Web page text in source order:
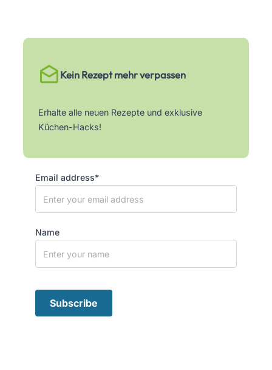
Kein Rezept mehr verpassen
Erhalte alle neuen Rezepte und exklusive
Küchen-Hacks!
Email address*
Name